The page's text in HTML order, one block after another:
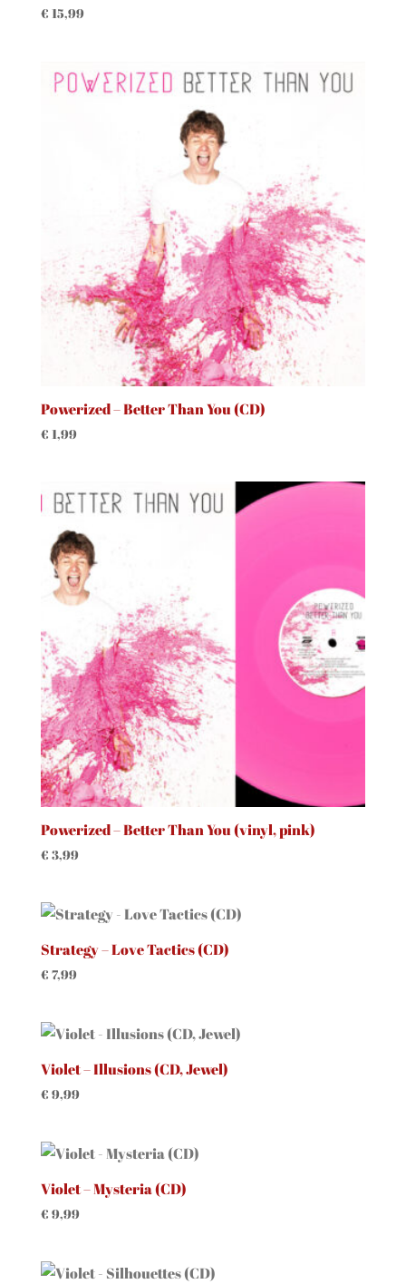
€ 15,99
Powerized – Better Than You (CD)
€ 1,99
Powerized – Better Than You (vinyl, pink)
€ 3,99
Strategy – Love Tactics (CD)
€ 7,99
Violet – Illusions (CD, Jewel)
€ 9,99
Violet – Mysteria (CD)
€ 9,99